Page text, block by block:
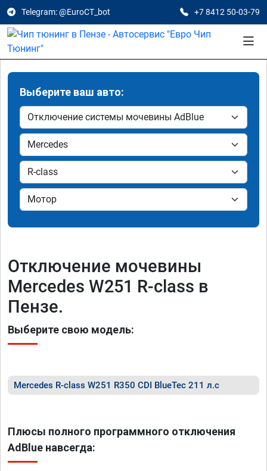
Telegram: @EuroCT_bot +7 8412 50-03-79
Выберите ваш авто:
Отключение мочевины
Mercedes W251 R-class в
Пензе.
Выберите свою модель:
Mercedes R-class W251 R350 CDI BlueTec 211 л.с
Плюсы полного программного отключения
AdBlue навсегда: